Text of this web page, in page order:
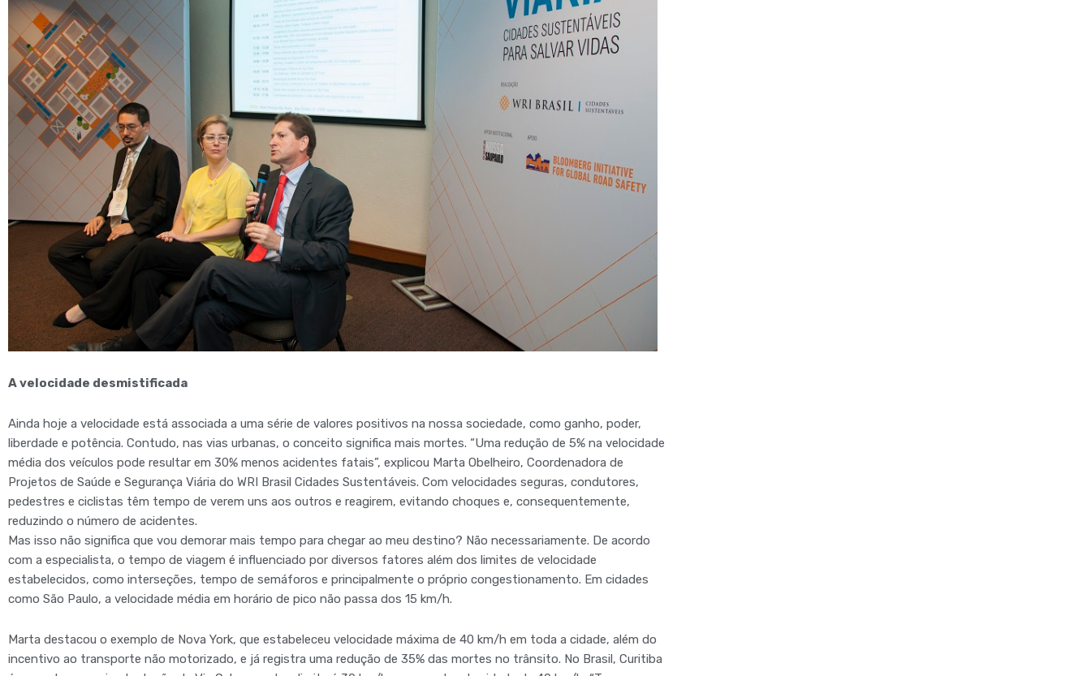
A velocidade desmistificada
Ainda hoje a velocidade está associada a uma série de valores positivos na nossa sociedade, como ganho, poder,
liberdade e potência. Contudo, nas vias urbanas, o conceito significa mais mortes. “Uma redução de 5% na velocidade
média dos veículos pode resultar em 30% menos acidentes fatais”, explicou Marta Obelheiro, Coordenadora de
Projetos de Saúde e Segurança Viária do WRI Brasil Cidades Sustentáveis. Com velocidades seguras, condutores,
pedestres e ciclistas têm tempo de verem uns aos outros e reagirem, evitando choques e, consequentemente,
reduzindo o número de acidentes.
Mas isso não significa que vou demorar mais tempo para chegar ao meu destino? Não necessariamente. De acordo
com a especialista, o tempo de viagem é influenciado por diversos fatores além dos limites de velocidade
estabelecidos, como interseções, tempo de semáforos e principalmente o próprio congestionamento. Em cidades
como São Paulo, a velocidade média em horário de pico não passa dos 15 km/h.
Marta destacou o exemplo de Nova York, que estabeleceu velocidade máxima de 40 km/h em toda a cidade, além do
incentivo ao transporte não motorizado, e já registra uma redução de 35% das mortes no trânsito. No Brasil, Curitiba